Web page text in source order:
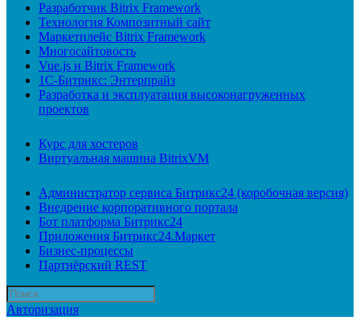
Разработчик Bitrix Framework
Технология Композитный сайт
Маркетплейс Bitrix Framework
Многосайтовость
Vue.js и Bitrix Framework
1С-Битрикс: Энтерпрайз
Разработка и эксплуатация высоконагруженных
проектов
Курс для хостеров
Виртуальная машина BitrixVM
Администратор сервиса Битрикс24 (коробочная версия)
Внедрение корпоративного портала
Бот платформа Битрикс24
Приложения Битрикс24.Маркет
Бизнес-процессы
Партнёрский REST
Авторизация